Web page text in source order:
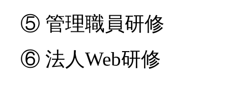
⑤ 管理職員研修
⑥ 法人Web研修